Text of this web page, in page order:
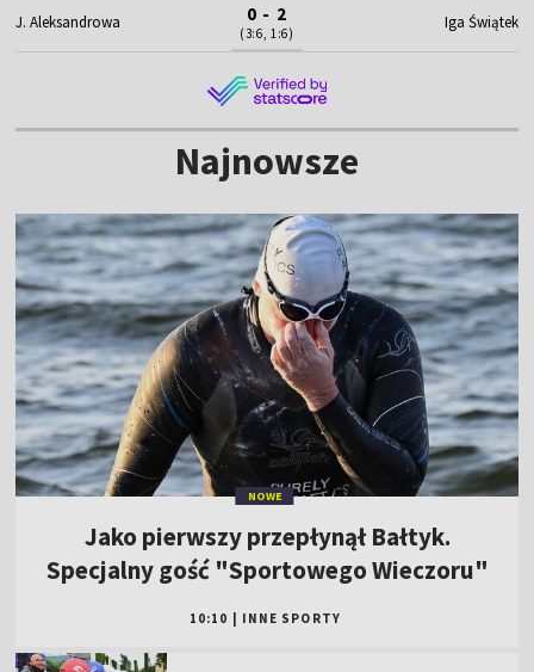
J. Aleksandrowa 0 - 2
(3:6, 1:6)
Iga Świątek
Najnowsze
NOWE
Jako pierwszy przepłynął Bałtyk.
Specjalny gość "Sportowego Wieczoru"
10:10 INNE SPORTY